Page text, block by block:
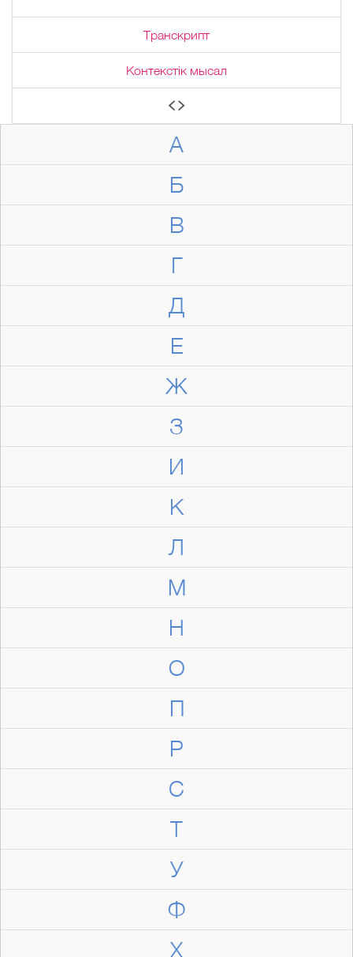
А
Б
В
Г
Д
Е
Ж
З
И
К
Л
М
Н
О
П
Р
С
Т
У
Ф
Х
Транскрипт
Контекстік мысал